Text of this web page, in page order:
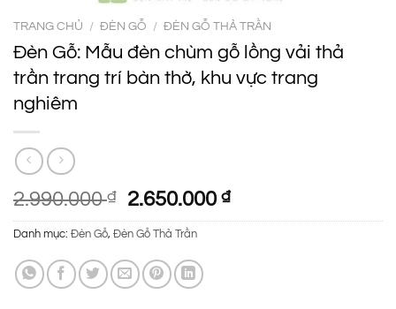
TRANG CHỦ / ĐÈN GỖ / ĐÈN GỖ THẢ TRẦN
Đèn Gỗ: Mẫu đèn chùm gỗ lồng vải thả
trần trang trí bàn thờ, khu vực trang
nghiêm
2.990.000₫
Giá
gốc
là:
2.990.000 ₫.
2.650.000₫Giá
hiện
Danh mục: Đèn Gỗ, Đèn Gỗ Thả Trần